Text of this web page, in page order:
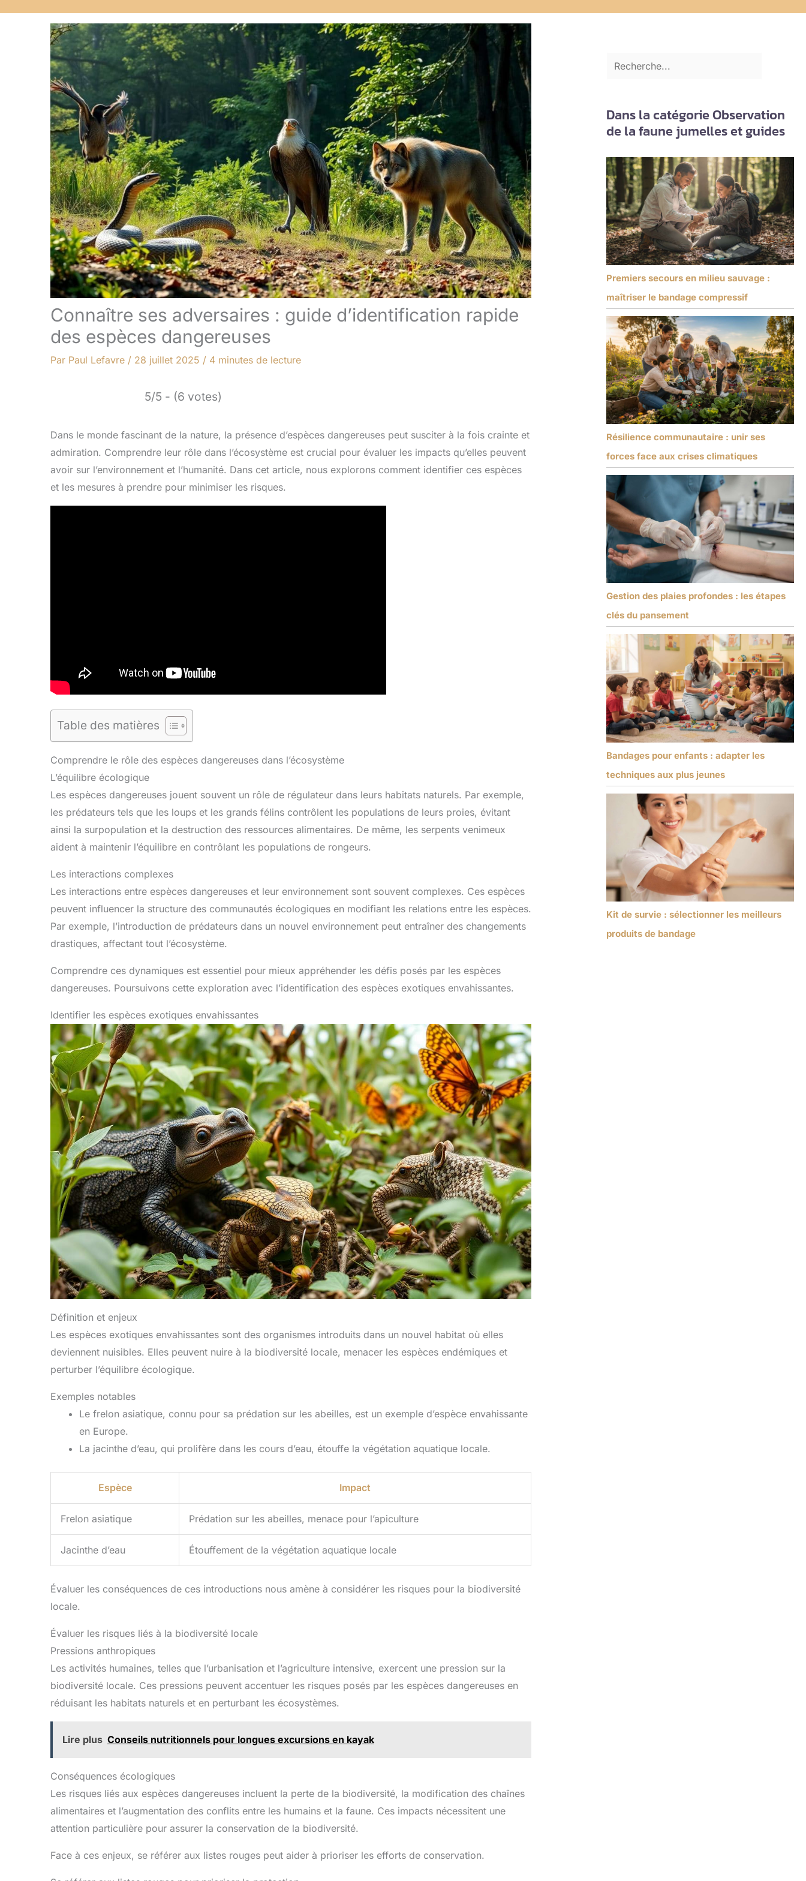
Connaître ses adversaires : guide d’identification rapide
des espèces dangereuses
Par Paul Lefavre / 28 juillet 2025 / 4 minutes de lecture
5/5 - (6 votes)
Dans le monde fascinant de la nature, la présence d’espèces dangereuses peut susciter à la fois crainte et
admiration. Comprendre leur rôle dans l’écosystème est crucial pour évaluer les impacts qu’elles peuvent
avoir sur l’environnement et l’humanité. Dans cet article, nous explorons comment identifier ces espèces
et les mesures à prendre pour minimiser les risques.
Table des matières
Comprendre le rôle des espèces dangereuses dans l’écosystème
L’équilibre écologique
Les espèces dangereuses jouent souvent un rôle de régulateur dans leurs habitats naturels. Par exemple,
les prédateurs tels que les loups et les grands félins contrôlent les populations de leurs proies, évitant
ainsi la surpopulation et la destruction des ressources alimentaires. De même, les serpents venimeux
aident à maintenir l’équilibre en contrôlant les populations de rongeurs.
Les interactions complexes
Les interactions entre espèces dangereuses et leur environnement sont souvent complexes. Ces espèces
peuvent influencer la structure des communautés écologiques en modifiant les relations entre les espèces.
Par exemple, l’introduction de prédateurs dans un nouvel environnement peut entraîner des changements
drastiques, affectant tout l’écosystème.
Comprendre ces dynamiques est essentiel pour mieux appréhender les défis posés par les espèces
dangereuses. Poursuivons cette exploration avec l’identification des espèces exotiques envahissantes.
Identifier les espèces exotiques envahissantes
Définition et enjeux
Les espèces exotiques envahissantes sont des organismes introduits dans un nouvel habitat où elles
deviennent nuisibles. Elles peuvent nuire à la biodiversité locale, menacer les espèces endémiques et
perturber l’équilibre écologique.
Exemples notables
Le frelon asiatique, connu pour sa prédation sur les abeilles, est un exemple d’espèce envahissante
en Europe.
La jacinthe d’eau, qui prolifère dans les cours d’eau, étouffe la végétation aquatique locale.
Espèce Impact
Frelon asiatique Prédation sur les abeilles, menace pour l’apiculture
Jacinthe d’eau Étouffement de la végétation aquatique locale
Évaluer les conséquences de ces introductions nous amène à considérer les risques pour la biodiversité
locale.
Évaluer les risques liés à la biodiversité locale
Pressions anthropiques
Les activités humaines, telles que l’urbanisation et l’agriculture intensive, exercent une pression sur la
biodiversité locale. Ces pressions peuvent accentuer les risques posés par les espèces dangereuses en
réduisant les habitats naturels et en perturbant les écosystèmes.
Lire plus Conseils nutritionnels pour longues excursions en kayak
Conséquences écologiques
Les risques liés aux espèces dangereuses incluent la perte de la biodiversité, la modification des chaînes
alimentaires et l’augmentation des conflits entre les humains et la faune. Ces impacts nécessitent une
attention particulière pour assurer la conservation de la biodiversité.
Face à ces enjeux, se référer aux listes rouges peut aider à prioriser les efforts de conservation.
Dans la catégorie Observation
de la faune jumelles et guides
Premiers secours en milieu sauvage :
maîtriser le bandage compressif
Résilience communautaire : unir ses
forces face aux crises climatiques
Gestion des plaies profondes : les étapes
clés du pansement
Bandages pour enfants : adapter les
techniques aux plus jeunes
Kit de survie : sélectionner les meilleurs
produits de bandage